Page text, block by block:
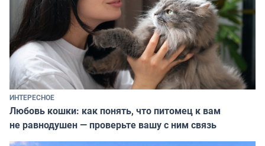
ИНТЕРЕСНОЕ
Любовь кошки: как понять, что питомец к вам
не равнодушен — проверьте вашу с ним связь